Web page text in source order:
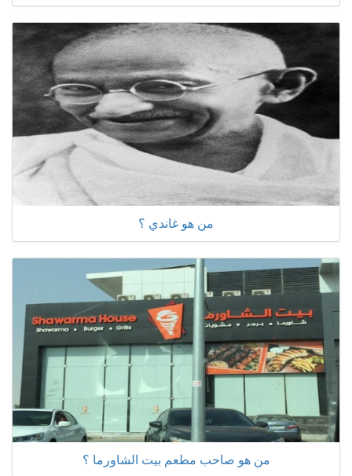
من هو غاندي ؟
من هو صاحب مطعم بيت الشاورما ؟